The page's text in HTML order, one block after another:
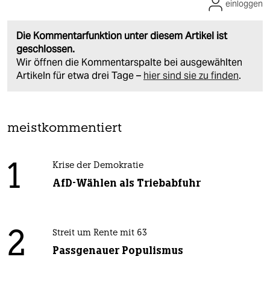
Die Kommentarfunktion unter diesem Artikel ist
geschlossen.
Wir öffnen die Kommentarspalte bei ausgewählten
Artikeln für etwa drei Tage – hier sind sie zu finden.
einloggen
meistkommentiert
1 Krise der Demokratie
AfD-Wählen als Triebabfuhr
2 Streit um Rente mit 63
Passgenauer Populismus